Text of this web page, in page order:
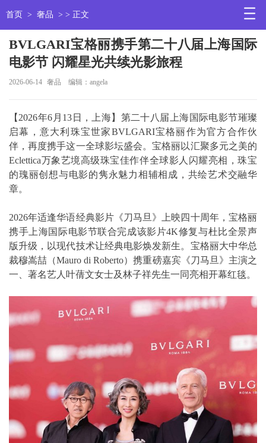
首页 > 奢品 > > 正文
BVLGARI宝格丽携手第二十八届上海国际
电影节 闪耀星光共续光影旅程
2026-06-14 奢品 编辑：angela
【2026年6月13日，上海】第二十八届上海国际电影节璀璨
启幕，意大利珠宝世家BVLGARI宝格丽作为官方合作伙
伴，再度携手这一全球影坛盛会。宝格丽以汇聚多元之美的
Eclettica万象艺境高级珠宝佳作伴全球影人闪耀亮相，珠宝
的瑰丽创想与电影的隽永魅力相辅相成，共绘艺术交融华
章。
2026年适逢华语经典影片《刀马旦》上映四十周年，宝格丽
携手上海国际电影节联合完成该影片4K修复与杜比全景声
版升级，以现代技术让经典电影焕发新生。宝格丽大中华总
裁穆嵩喆（Mauro di Roberto）携重磅嘉宾《刀马旦》主演之
一、著名艺人叶蒨文女士及林子祥先生一同亮相开幕红毯。